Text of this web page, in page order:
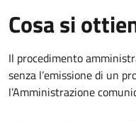
Cosa si
Il procedimento
senza l’emissione di un
l’Amministrazione